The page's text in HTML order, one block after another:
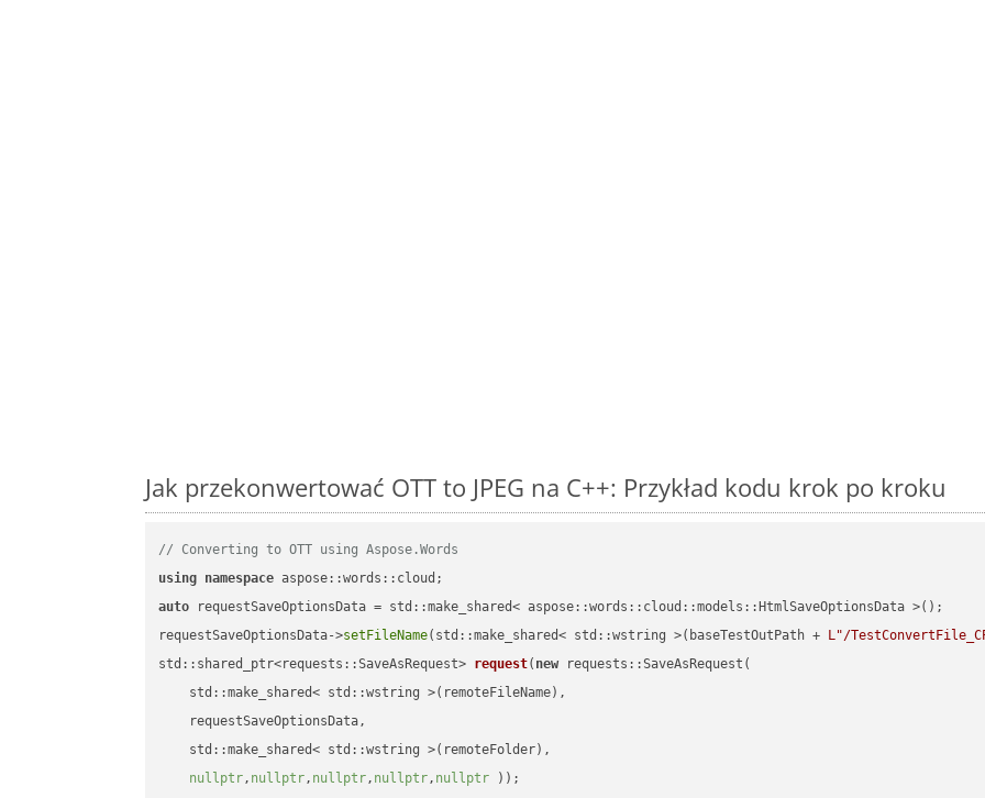
Jak przekonwertować OTT to JPEG na C++: Przykład kodu krok po kroku
// Converting to OTT using Aspose.Words
using namespace
auto requestSaveOptionsData = std::make_shared< aspose::words::cloud::models::HtmlSaveOptionsData >();
requestSaveOptionsData->setFileName(std::make_shared< std::wstring >(baseTestOutPath + L"/
std::shared_ptr<requests::SaveAsRequest> request( new requests::SaveAsRequest(
    std::make_shared< std::wstring >(remoteFileName),
    requestSaveOptionsData,
    std::make_shared< std::wstring >(remoteFolder),
nullptr, nullptr, nullptr, nullptr, nullptr ))